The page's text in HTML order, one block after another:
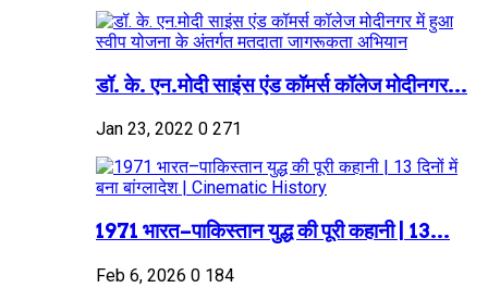
डॉ. के. एन.मोदी साइंस एंड कॉमर्स कॉलेज मोदीनगर...
Jan 23, 2022 0 271
1971 भारत–पाकिस्तान युद्ध की पूरी कहानी | 13...
Feb 6, 2026 0 184